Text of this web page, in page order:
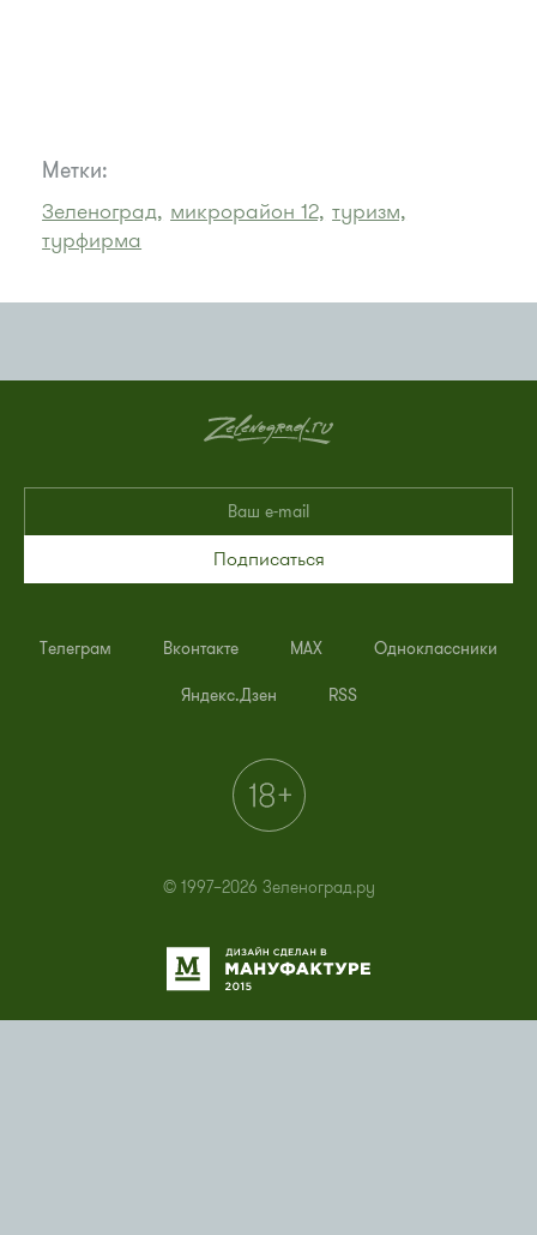
Метки:
Зеленоград, микрорайон 12, туризм,
турфирма
Подписаться
Телеграм Вконтакте MAX Одноклассники
Яндекс.Дзен RSS
© 1997–2026 Зеленоград.ру